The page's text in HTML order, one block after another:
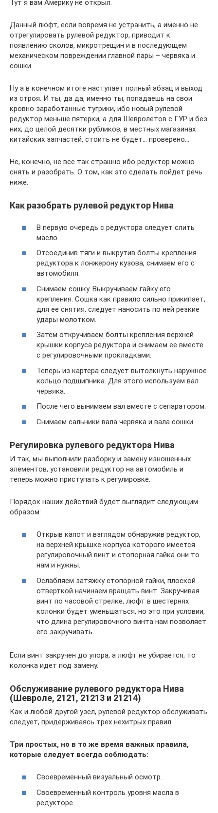
Тут я вам Америку не открыл.
Данный люфт, если вовремя не устранить, а именно не
отрегулировать рулевой редуктор, приводит к
появлению сколов, микротрещин и в последующем
механическом повреждении главной пары – червяка и
сошки.
Ну а в конечном итоге наступает полный абзац и выход
из строя. И ты, да да, именно ты, попадаешь на свои
кровно заработанные тугрики, ибо новый рулевой
редуктор меньше пятерки, а для Шевролетов с ГУР и без
них, до целой десятки рубликов, в местных магазинах
китайских запчастей, стоить не будет… проверено…
Не, конечно, не все так страшно ибо редуктор можно
снять и разобрать. О том, как это сделать пойдет речь
ниже.
Как разобрать рулевой редуктор Нива
В первую очередь с редуктора следует слить
масло.
Отсоединив тяги и выкрутив болты крепления
редуктора к лонжерону кузова, снимаем его с
автомобиля.
Снимаем сошку. Выкручиваем гайку его
крепления. Сошка как правило сильно прикипает,
для ее снятия, следует наносить по ней резкие
удары молотком.
Затем откручиваем болты крепления верхней
крышки корпуса редуктора и снимаем ее вместе
с регулировочными прокладками.
Теперь из картера следует вытолкнуть наружное
кольцо подшипника. Для этого используем вал
червяка.
После чего вынимаем вал вместе с сепаратором.
Снимаем сальники вала червяка и вала сошки.
Регулировка рулевого редуктора Нива
И так, мы выполнили разборку и замену изношенных
элементов, установили редуктор на автомобиль и
теперь можно приступать к регулировке.
Порядок наших действий будет выглядит следующим
образом:
Открыв капот и взглядом обнаружив редуктор,
на верхней крышке корпуса которого имеется
регулировочный винт и стопорная гайка они то
нам и нужны.
Ослабляем затяжку стопорной гайки, плоской
отверткой начинаем вращать винт. Закручивая
винт по часовой стрелке, люфт в шестернях
колонки будет уменьшаться, но это при условии,
что длина регулировочного винта нам позволяет
его закручивать.
Если винт закручен до упора, а люфт не убирается, то
колонка идет под замену.
Обслуживание рулевого редуктора Нива
(Шевроле, 2121, 21213 и 21214)
Как и любой другой узел, рулевой редуктор обслуживать
следует, придерживаясь трех нехитрых правил.
Три простых, но в то же время важных правила,
которые следует всегда соблюдать:
Своевременный визуальный осмотр.
Своевременный контроль уровня масла в
редукторе.